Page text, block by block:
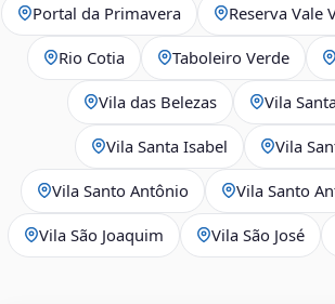
Portal da Primavera Reserva Vale
Rio Cotia Taboleiro Verde
Vila das Belezas Vila
Vila Santa Isabel Vila
Vila Santo Antônio Vila Santo
Vila São Joaquim Vila São José